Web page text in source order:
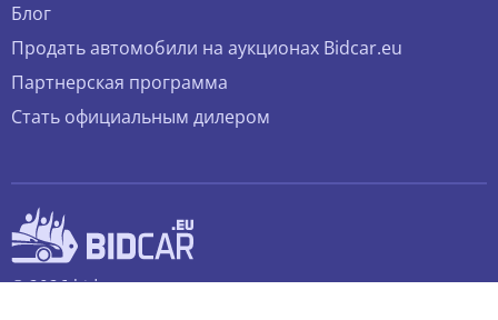
Блог
Продать автомобили на аукционах Bidcar.eu
Партнерская программа
Стать официальным дилером
© 2026 bidcar.eu